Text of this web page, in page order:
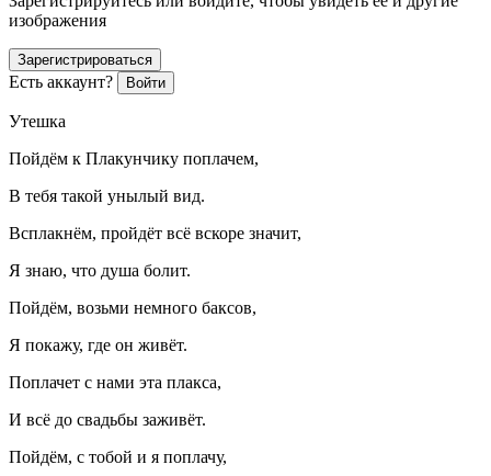
изображения
Зарегистрироваться
Есть аккаунт? Войти
Утешка
Пойдём к Плакунчику поплачем,
В тебя такой унылый вид.
Всплакнём, пройдёт всё вскоре значит,
Я знаю, что душа болит.
Пойдём, возьми немного баксов,
Я покажу, где он живёт.
Поплачет с нами эта плакса,
И всё до свадьбы заживёт.
Пойдём, с тобой и я поплачу,